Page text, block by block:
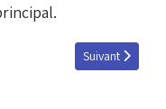
la soirée Article suivant :
Suivant